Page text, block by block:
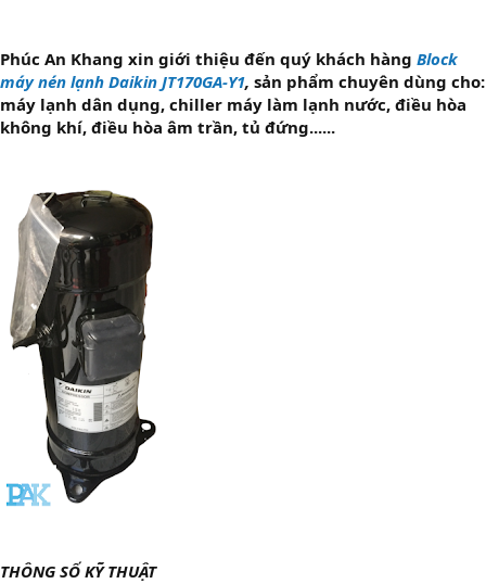
Phúc An Khang xin giới thiệu đến quý khách hàng Block
máy nén lạnh Daikin JT170GA-Y1, sản phẩm chuyên dùng cho:
máy lạnh dân dụng, chiller máy làm lạnh nước, điều hòa
không khí, điều hòa âm trần, tủ đứng......
THÔNG SỐ KỸ THUẬT